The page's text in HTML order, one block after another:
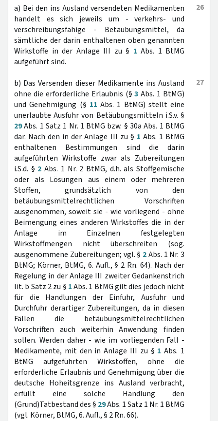
26
a) Bei den ins Ausland versendeten Medikamenten
handelt es sich jeweils um - verkehrs- und
verschreibungsfähige - Betäubungsmittel, da
sämtliche der darin enthaltenen oben genannten
Wirkstoffe in der Anlage III zu § 1 Abs. 1 BtMG
aufgeführt sind.
27
b) Das Versenden dieser Medikamente ins Ausland
ohne die erforderliche Erlaubnis (§3 Abs. 1 BtMG)
und Genehmigung (§ 11 Abs. 1 BtMG) stellt eine
unerlaubte Ausfuhr von Betäubungsmitteln i.S.v. §
29Abs. 1 Satz 1 Nr. 1 BtMG bzw. § 30a Abs. 1 BtMG
dar. Nach den in der Anlage III zu § 1 Abs. 1 BtMG
enthaltenen Bestimmungen sind die darin
aufgeführten Wirkstoffe zwar als Zubereitungen
i.S.d. § 2 Abs. 1 Nr. 2 BtMG, d.h. als Stoffgemische
oder als Lösungen aus einem oder mehreren
Stoffen, grundsätzlich von den
betäubungsmittelrechtlichen Vorschriften
ausgenommen, soweit sie - wie vorliegend - ohne
Beimengung eines anderen Wirkstoffes die in der
Anlage im Einzelnen festgelegten
Wirkstoffmengen nicht überschreiten (sog.
ausgenommene Zubereitungen; vgl. § 2Abs. 1 Nr. 3
BtMG; Körner, BtMG, 6. Aufl., § 2 Rn. 64). Nach der
Regelung in der Anlage III zweiter Gedankenstrich
lit. b Satz 2 zu § 1Abs. 1 BtMG gilt dies jedoch nicht
für die Handlungen der Einfuhr, Ausfuhr und
Durchfuhr derartiger Zubereitungen, da in diesen
Fällen die betäubungsmittelrechtlichen
Vorschriften auch weiterhin Anwendung finden
sollen. Werden daher - wie im vorliegenden Fall -
Medikamente, mit den in Anlage III zu § 1 Abs. 1
BtMG aufgeführten Wirkstoffen, ohne die
erforderliche Erlaubnis und Genehmigung über die
deutsche Hoheitsgrenze ins Ausland verbracht,
erfüllt eine solche Handlung den
(Grund)Tatbestand des § 29Abs. 1 Satz 1 Nr. 1 BtMG
(vgl. Körner, BtMG, 6. Aufl., § 2 Rn. 66).